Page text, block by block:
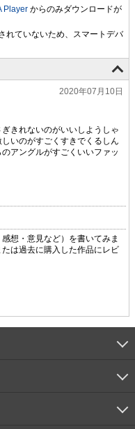
Player からのみダウンロードが
2020年07月10日
きれないのがいいしようしゃ
いのがすごくすきでくるしん
アングルがすごくいいファッ
想・意見など）を書いてみま
は過去に購入した作品にレビ